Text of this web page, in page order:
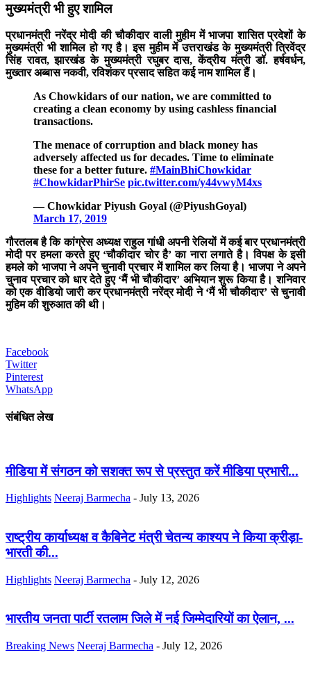
मुख्यमंत्री भी हुए शामिल
प्रधानमंत्री नरेंद्र मोदी की चौकीदार वाली मुहीम में भाजपा शासित प्रदेशों के
मुख्यमंत्री भी शामिल हो गए है। इस मुहीम में उत्तराखंड के मुख्यमंत्री त्रिवेंद्र
सिंह रावत, झारखंड के मुख्यमंत्री रघुबर दास, केंद्रीय मंत्री डॉ. हर्षवर्धन,
मुख्तार अब्बास नकवी, रविशंकर प्रसाद सहित कई नाम शामिल हैं।
As Chowkidars of our nation, we are committed to
creating a clean economy by using cashless financial
transactions.
The menace of corruption and black money has
adversely affected us for decades. Time to eliminate
these for a better future. #MainBhiChowkidar
#ChowkidarPhirSe pic.twitter.com/y44vwyM4xs
— Chowkidar Piyush Goyal (@PiyushGoyal)
March 17, 2019
गौरतलब है कि कांग्रेस अध्यक्ष राहुल गांधी अपनी रेलियों में कई बार प्रधानमंत्री
मोदी पर हमला करते हुए ‘चौकीदार चोर है’ का नारा लगाते है। विपक्ष के इसी
हमले को भाजपा ने अपने चुनावी प्रचार में शामिल कर लिया है। भाजपा ने अपने
चुनाव प्रचार को धार देते हुए ‘मैं भी चौकीदार’ अभियान शुरू किया है। शनिवार
को एक वीडियो जारी कर प्रधानमंत्री नरेंद्र मोदी ने ‘मैं भी चौकीदार’ से चुनावी
मुहिम की शुरुआत की थी।
Facebook
Twitter
Pinterest
WhatsApp
संबंधित लेख
मीडिया में संगठन को सशक्त रूप से प्रस्तुत करें मीडिया प्रभारी...
Highlights Neeraj Barmecha - July 13, 2026
राष्ट्रीय कार्याध्यक्ष व कैबिनेट मंत्री चेतन्य काश्यप ने किया क्रीड़ा-
भारती की...
Highlights Neeraj Barmecha - July 12, 2026
भारतीय जनता पार्टी रतलाम जिले में नई जिम्मेदारियों का ऐलान, ...
Breaking News Neeraj Barmecha - July 12, 2026